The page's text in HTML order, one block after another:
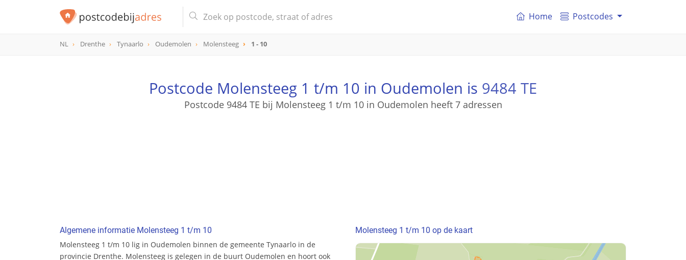
Home Postcodes
NL Drenthe Tynaarlo Oudemolen Molensteeg 1 - 10
Postcode Molensteeg 1 t/m 10 in Oudemolen is 9484 TE
Postcode 9484 TE bij Molensteeg 1 t/m 10 in Oudemolen heeft 7 adressen
Algemene informatie Molensteeg 1 t/m 10
Molensteeg 1 t/m 10 lig in Oudemolen binnen de gemeente Tynaarlo in de
provincie Drenthe. Molensteeg is gelegen in de buurt Oudemolen en hoort ook
Molensteeg 1 t/m 10 op de kaart